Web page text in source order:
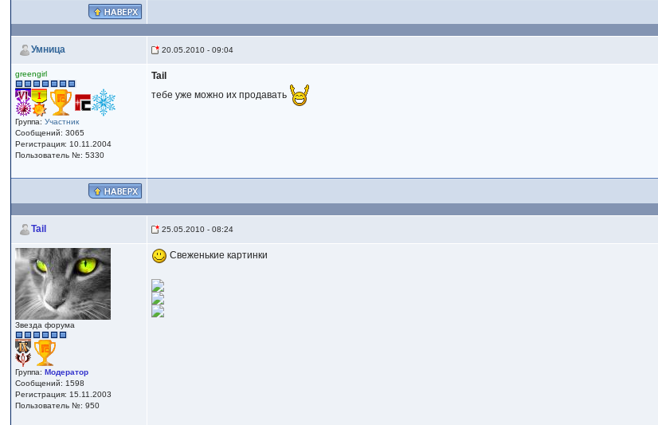
Умница 20.05.2010 - 09:04
greengirl
Группа:Участник
Сообщений: 3065
Регистрация: 10.11.2004
Пользователь №: 5330
Tail
тебе уже можно их продавать
Tail 25.05.2010 - 08:24
Звезда форума
Группа:Модератор
Сообщений: 1598
Регистрация: 15.11.2003
Пользователь №: 950
Свеженькие картинки